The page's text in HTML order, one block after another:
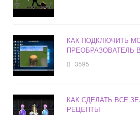
КАК ПОДКЛЮЧИТЬ
ПРЕОБРАЗОВАТЕЛЬ
3595
КАК СДЕЛАТЬ ВСЕ
РЕЦЕПТЫ